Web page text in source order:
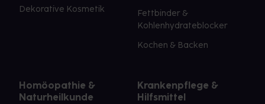
Dekorative Kosmetik
Fettbinder &
Kohlenhydrateblocker
Kochen & Backen
Homöopathie &
Naturheilkunde
Krankenpflege &
Hilfsmittel